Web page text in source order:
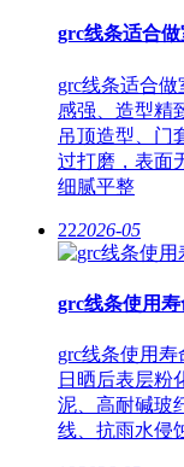
grc线条适合
grc线条适合
感强、造型精
吊顶造型、门
过打磨，表面
细腻平整
222026-05
grc线条使用
grc线条使用
日晒后表层粉
泥、高耐碱玻
线、抗雨水侵